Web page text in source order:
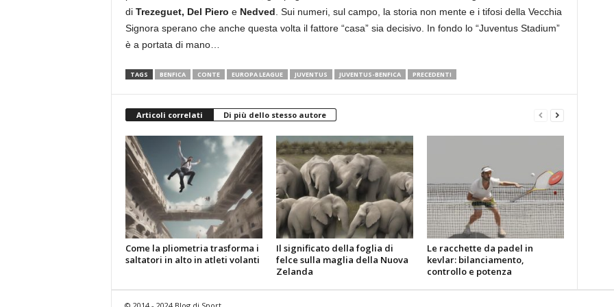
di Trezeguet, Del Piero e Nedved . Sui numeri, sul campo, la storia non mente e i tifosi della Vecchia
Signora sperano che anche questa volta il fattore “casa” sia decisivo. In fondo lo “Juventus Stadium”
è a portata di mano…
TAGS BENFICA CONTE EUROPA LEAGUE JUVENTUS JUVENTUS-BENFICA PRECEDENTI
Articoli correlati Di più dello stesso autore
Come la pliometria trasforma i
saltatori in alto in atleti volanti
Il significato della foglia di
felce sulla maglia della Nuova
Zelanda
Le racchette da padel in
kevlar: bilanciamento,
controllo e potenza